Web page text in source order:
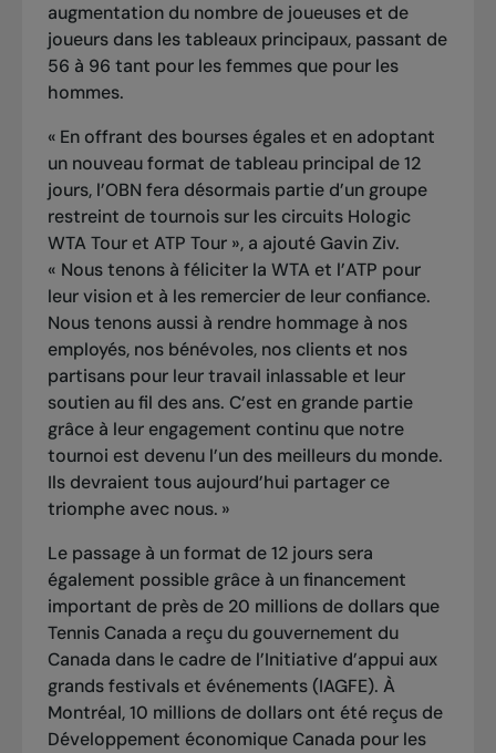
augmentation du nombre de joueuses et de
joueurs dans les tableaux principaux, passant de
56 à 96 tant pour les femmes que pour les
hommes.
« En offrant des bourses égales et en adoptant
un nouveau format de tableau principal de 12
jours, l’OBN fera désormais partie d’un groupe
restreint de tournois sur les circuits Hologic
WTA Tour et ATP Tour », a ajouté Gavin Ziv.
« Nous tenons à féliciter la WTA et l’ATP pour
leur vision et à les remercier de leur confiance.
Nous tenons aussi à rendre hommage à nos
employés, nos bénévoles, nos clients et nos
partisans pour leur travail inlassable et leur
soutien au fil des ans. C’est en grande partie
grâce à leur engagement continu que notre
tournoi est devenu l’un des meilleurs du monde.
Ils devraient tous aujourd’hui partager ce
triomphe avec nous. »
Le passage à un format de 12 jours sera
également possible grâce à un financement
important de près de 20 millions de dollars que
Tennis Canada a reçu du gouvernement du
Canada dans le cadre de l’Initiative d’appui aux
grands festivals et événements (IAGFE). À
Montréal, 10 millions de dollars ont été reçus de
Développement économique Canada pour les